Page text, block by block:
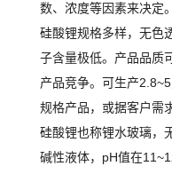
数、浓度等因素来决定
硅酸锂规格多样，无色
子含量极低。产品品质
产品竞争。可生产
规格产品，或据客户需
硅酸锂也称锂水玻璃，
碱性液体，pH值在